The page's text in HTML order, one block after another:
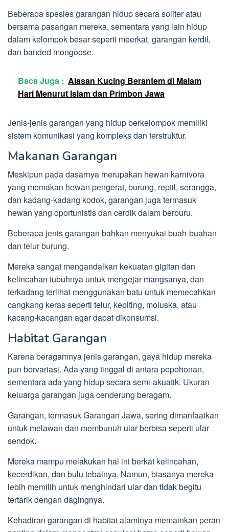
Beberapa spesies garangan hidup secara soliter atau
bersama pasangan mereka, sementara yang lain hidup
dalam kelompok besar seperti meerkat, garangan kerdil,
dan banded mongoose.
Baca Juga : Alasan Kucing Berantem di Malam
Hari Menurut Islam dan Primbon Jawa
Jenis-jenis garangan yang hidup berkelompok memiliki
sistem komunikasi yang kompleks dan terstruktur.
Makanan Garangan
Meskipun pada dasarnya merupakan hewan karnivora
yang memakan hewan pengerat, burung, reptil, serangga,
dan kadang-kadang kodok, garangan juga termasuk
hewan yang oportunistis dan cerdik dalam berburu.
Beberapa jenis garangan bahkan menyukai buah-buahan
dan telur burung.
Mereka sangat mengandalkan kekuatan gigitan dan
kelincahan tubuhnya untuk mengejar mangsanya, dan
terkadang terlihat menggunakan batu untuk memecahkan
cangkang keras seperti telur, kepiting, moluska, atau
kacang-kacangan agar dapat dikonsumsi.
Habitat Garangan
Karena beragamnya jenis garangan, gaya hidup mereka
pun bervariasi. Ada yang tinggal di antara pepohonan,
sementara ada yang hidup secara semi-akuatik. Ukuran
keluarga garangan juga cenderung beragam.
Garangan, termasuk Garangan Jawa, sering dimanfaatkan
untuk melawan dan membunuh ular berbisa seperti ular
sendok.
Mereka mampu melakukan hal ini berkat kelincahan,
kecerdikan, dan bulu tebalnya. Namun, biasanya mereka
lebih memilih untuk menghindari ular dan tidak begitu
tertarik dengan dagingnya.
Kehadiran garangan di habitat alaminya memainkan peran